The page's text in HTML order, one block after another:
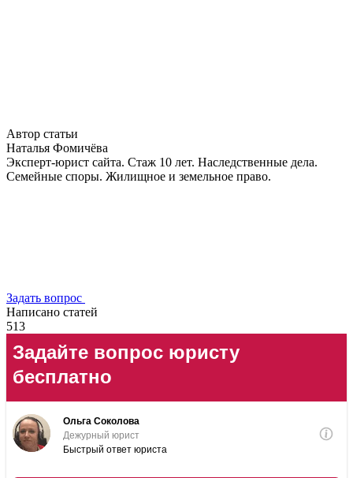
Автор статьи
Наталья Фомичёва
Эксперт-юрист сайта. Стаж 10 лет. Наследственные дела.
Семейные споры. Жилищное и земельное право.
Задать вопрос
Написано статей
513